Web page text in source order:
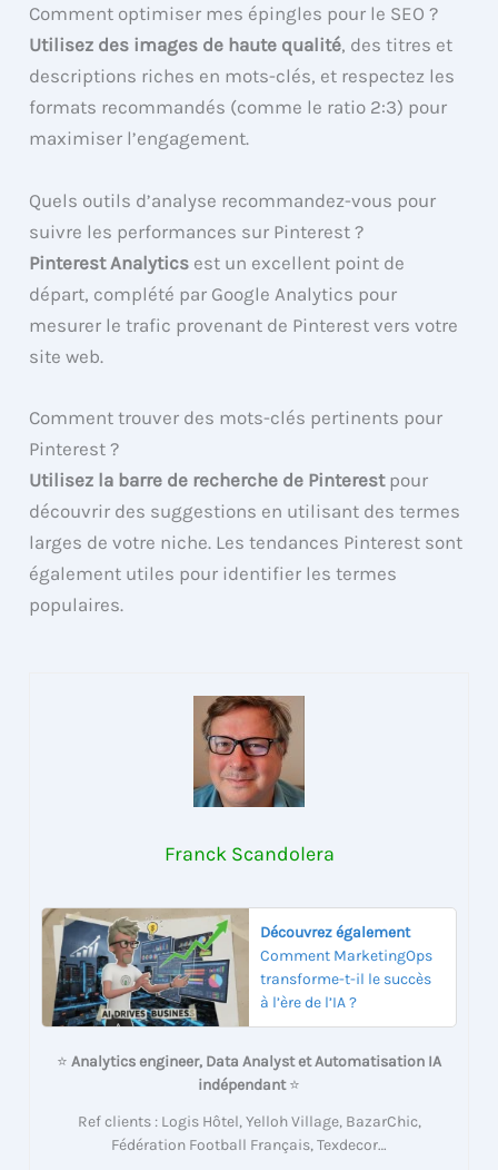
Comment optimiser mes épingles pour le SEO ?
Utilisez des images de haute qualité, des titres et
descriptions riches en mots-clés, et respectez les
formats recommandés (comme le ratio 2:3) pour
maximiser l’engagement.
Quels outils d’analyse recommandez-vous pour
suivre les performances sur Pinterest ?
Pinterest Analytics est un excellent point de
départ, complété par Google Analytics pour
mesurer le trafic provenant de Pinterest vers votre
site web.
Comment trouver des mots-clés pertinents pour
Pinterest ?
Utilisez la barre de recherche de Pinterestpour
découvrir des suggestions en utilisant des termes
larges de votre niche. Les tendances Pinterest sont
également utiles pour identifier les termes
populaires.
Franck Scandolera
Découvrez également
Comment MarketingOps
transforme-t-il le succès
à l’ère de l’IA ?
⭐ Analytics engineer, Data Analyst et Automatisation IA
indépendant⭐
Ref clients : Logis Hôtel, Yelloh Village, BazarChic,
Fédération Football Français, Texdecor…